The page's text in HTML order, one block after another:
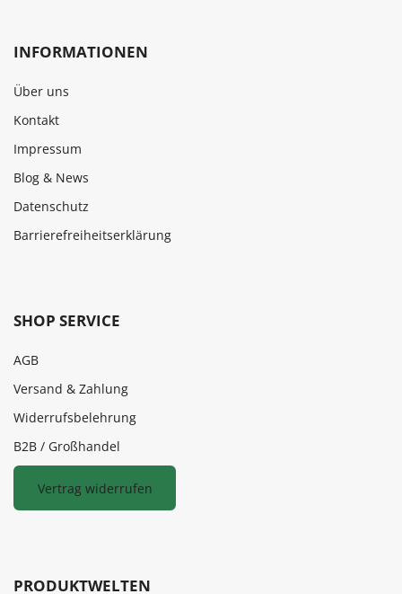
INFORMATIONEN
Über uns
Kontakt
Impressum
Blog & News
Datenschutz
Barrierefreiheitserklärung
SHOP SERVICE
AGB
Versand & Zahlung
Widerrufsbelehrung
B2B / Großhandel
Vertrag widerrufen
PRODUKTWELTEN